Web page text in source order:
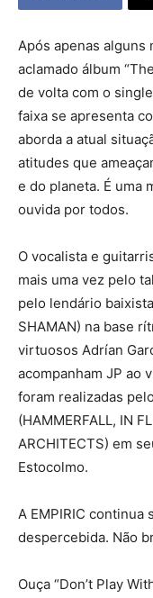
Após apenas alguns
aclamado álbum
de volta com o single
faixa se apresenta
aborda a atual
atitudes que
e do planeta. É uma
ouvida por todos.
O vocalista e
mais uma vez pelo
pelo lendário
SHAMAN) na base
virtuosos Adrían
acompanham JP ao
foram realizadas
(HAMMERFALL, IN
ARCHITECTS) em
Estocolmo.
A EMPIRIC
despercebida. Não
Ouça “Don’t Play